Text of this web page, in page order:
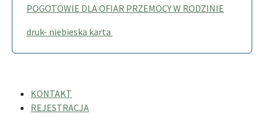
POGOTOWIE DLA OFIAR PRZEMOCY W RODZINIE
druk- niebieska karta
KONTAKT
REJESTRACJA